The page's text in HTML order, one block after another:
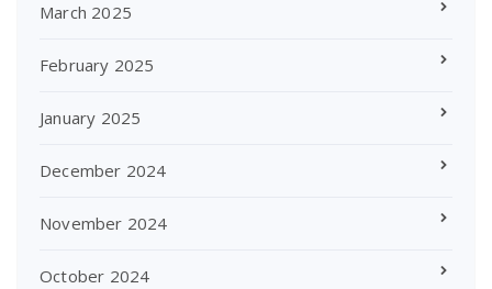
March 2025
February 2025
January 2025
December 2024
November 2024
October 2024